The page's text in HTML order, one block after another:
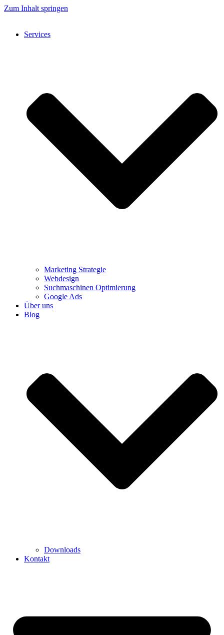
Zum Inhalt springen
Services
Marketing Strategie
Webdesign
Suchmaschinen Optimierung
Google Ads
Über uns
Blog
Downloads
Kontakt